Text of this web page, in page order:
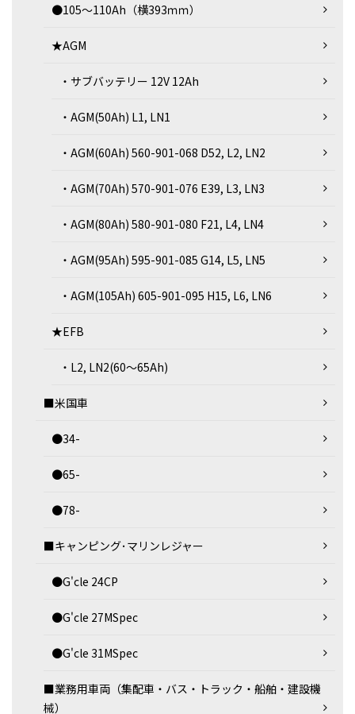
●105～110Ah（横393ｍｍ）
★AGM
・サブバッテリー 12V 12Ah
・AGM(50Ah) L1, LN1
・AGM(60Ah) 560-901-068 D52, L2, LN2
・AGM(70Ah) 570-901-076 E39, L3, LN3
・AGM(80Ah) 580-901-080 F21, L4, LN4
・AGM(95Ah) 595-901-085 G14, L5, LN5
・AGM(105Ah) 605-901-095 H15, L6, LN6
★EFB
・L2, LN2(60～65Ah)
■米国車
●34-
●65-
●78-
■キャンピング･マリンレジャー
●G'cle 24CP
●G'cle 27MSpec
●G'cle 31MSpec
■業務用車両（集配車・バス・トラック・船舶・建設機
械）